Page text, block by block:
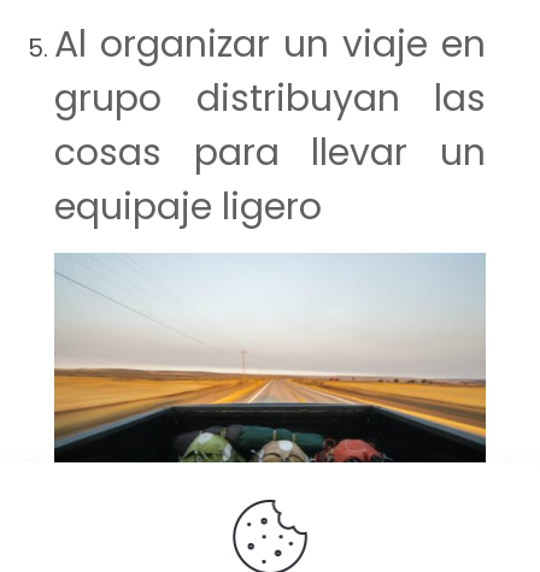
Al organizar un viaje en
grupo distribuyan las
cosas para llevar un
equipaje ligero